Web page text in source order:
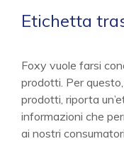
Etichetta
Foxy vuole farsi
prodotti. Per
prodotti, riporta
informazioni che
ai nostri